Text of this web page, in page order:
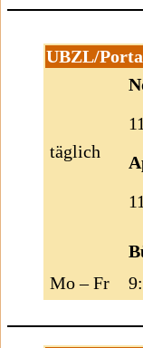
UBZL/
täglich
Mo – Fr